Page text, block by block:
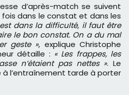
d’après-match se suivent
dans le constat et dans les
dans la difficulté, il faut être
le bon constat. On a du mal
geste », explique Christophe
détaille : « Les frappes, les
n’étaient pas nettes ». Le
l’entraînement tarde à porter